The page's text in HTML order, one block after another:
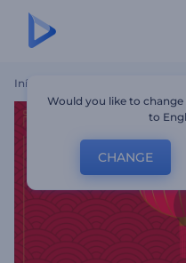
Início
Would you like to
to
CHANGE